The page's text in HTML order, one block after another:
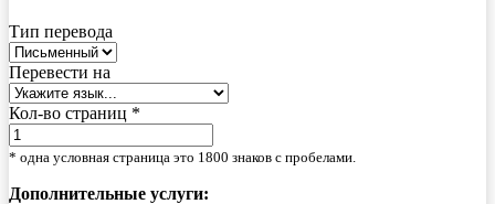
Тип перевода
Перевести на
Кол-во страниц *
* одна условная страница это 1800 знаков с пробелами.
Дополнительные услуги: